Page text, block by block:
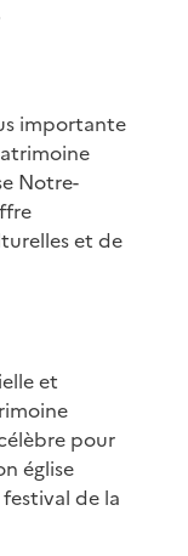
importante
Notre-
et de
et
pour
église
de la